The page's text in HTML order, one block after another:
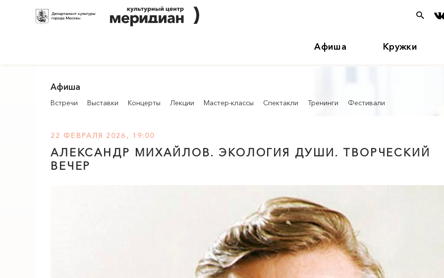
Афиша Кружки
Афиша
Встречи Выставки Концерты Лекции Мастер-классы Спектакли Тренинги Фестивали
22 ФЕВРАЛЯ 2026, 19:00
АЛЕКСАНДР МИХАЙЛОВ. ЭКОЛОГИЯ ДУШИ. ТВОРЧЕСКИЙ
ВЕЧЕР